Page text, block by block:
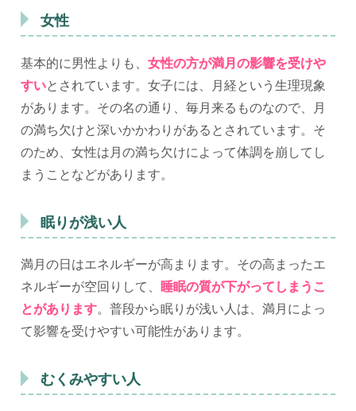
女性
基本的に男性よりも、 女性の方が満月の影響を受けや
すいとされています。女子には、月経という生理現象
があります。その名の通り、毎月来るものなので、月
の満ち欠けと深いかかわりがあるとされています。そ
のため、女性は月の満ち欠けによって体調を崩してし
まうことなどがあります。
眠りが浅い人
満月の日はエネルギーが高まります。その高まったエ
ネルギーが空回りして、 睡眠の質が下がってしまうこ
とがあります。普段から眠りが浅い人は、満月によっ
て影響を受けやすい可能性があります。
むくみやすい人